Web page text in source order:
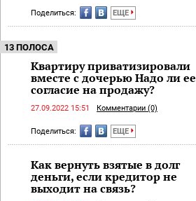
Поделиться: ЕЩЕ
13 ПОЛОСА
Квартиру приватизировали
вместе с дочерью Надо ли ее
согласие на продажу?
27.09.2022 15:51 Комментарии (0)
Поделиться: ЕЩЕ
Как вернуть взятые в долг
деньги, если кредитор не
выходит на связь?